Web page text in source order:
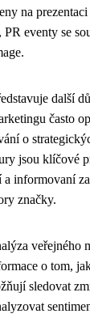
na
eventy se
další
často
o
jsou klíčové
informovaní
značky.
veřejného
o tom,
sledovat